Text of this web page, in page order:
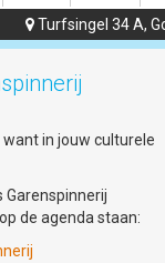
Turfsingel 34 A,
in jouw culturele
Garenspinnerij
de agenda staan: